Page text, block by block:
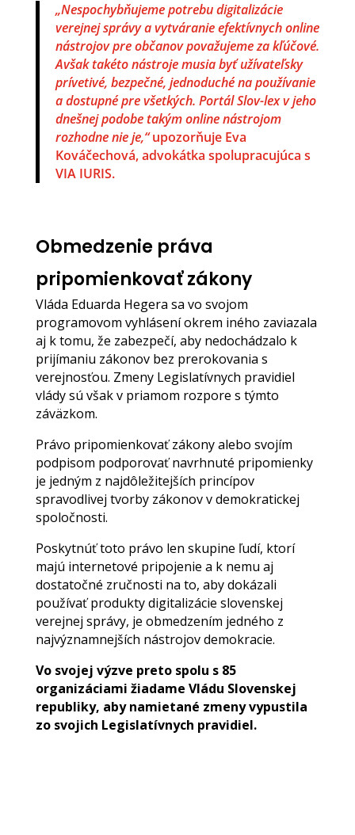
„Nespochybňujeme potrebu digitalizácie
verejnej správy a vytváranie efektívnych online
nástrojov pre občanov považujeme za kľúčové.
Avšak takéto nástroje musia byť užívateľsky
prívetivé, bezpečné, jednoduché na používanie
a dostupné pre všetkých. Portál Slov-lex v jeho
dnešnej podobe takým online nástrojom
rozhodne nie je,“upozorňuje Eva
Kováčechová, advokátka spolupracujúca s
VIA IURIS.
Obmedzenie práva
pripomienkovať zákony
Vláda Eduarda Hegera sa vo svojom
programovom vyhlásení okrem iného zaviazala
aj k tomu, že zabezpečí, aby nedochádzalo k
prijímaniu zákonov bez prerokovania s
verejnosťou. Zmeny Legislatívnych pravidiel
vlády sú však v priamom rozpore s týmto
záväzkom.
Právo pripomienkovať zákony alebo svojím
podpisom podporovať navrhnuté pripomienky
je jedným z najdôležitejších princípov
spravodlivej tvorby zákonov v demokratickej
spoločnosti.
Poskytnúť toto právo len skupine ľudí, ktorí
majú internetové pripojenie a k nemu aj
dostatočné zručnosti na to, aby dokázali
používať produkty digitalizácie slovenskej
verejnej správy, je obmedzením jedného z
najvýznamnejších nástrojov demokracie.
Vo svojej výzve preto spolu s 85
organizáciami žiadame Vládu Slovenskej
republiky, aby namietané zmeny vypustila
zo svojich Legislatívnych pravidiel.